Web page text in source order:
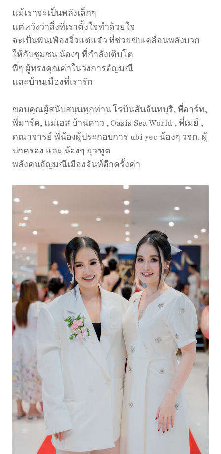
แม้เราจะเป็นพลังเล็กๆ
แต่หวังว่าสิ่งที่เราตั้งใจทำด้วยใจ
จะเป็นฟันเฟืองจิ๋วแต่แจ๋ว ที่ช่วยขับเคลื่อนพลังบวก
ให้กับชุมชน น้องๆ ที่กำลังเติบโต
พี่ๆ ผู้ทรงคุณค่าในวงการอัญมณี
และบ้านเมืองที่เรารัก
ขอบคุณผู้สนับสนุนทุกท่าน โรบินสันจันทบุรี, พี่อาร์ท,
พี่มาร์ค, แม่เอส บ้านดาว , Oasis Sea World , พี่เมย์ ,
คณาจารย์ พี่น้องผู้ประกอบการ ubi yec น้องๆ วจก. ผู้
ปกครอง และ น้องๆ ยุวฑูต
พลังคนอัญมณีเมืองจันท์อีกครั้งค่า